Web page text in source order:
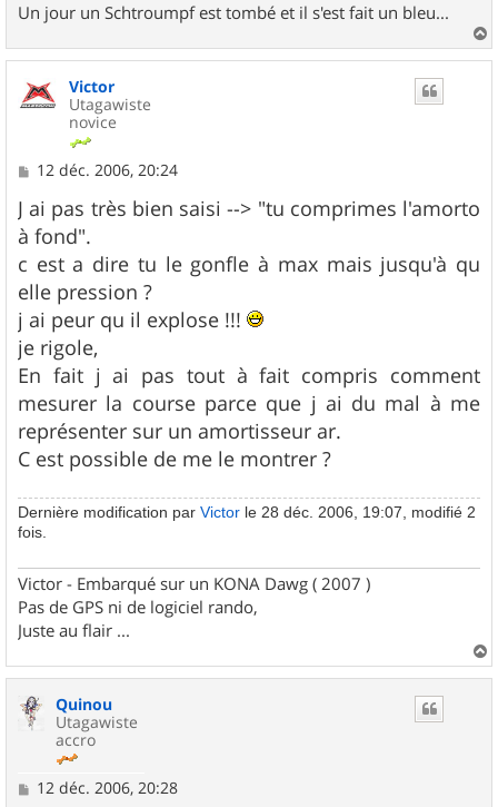
Un jour un Schtroumpf est tombé et il s'est fait un bleu...
a
Victor
Utagawiste
novice
M
s
s
a
g
e
12 déc. 2006, 20:24
J ai pas très bien saisi --> "tu comprimes l'amorto
à fond".
c est a dire tu le gonfle à max mais jusqu'à qu
elle pression ?
j ai peur qu il explose !!!
je rigole,
En fait j ai pas tout à fait compris comment
mesurer la course parce que j ai du mal à me
représenter sur un amortisseur ar.
C est possible de me le montrer ?
Dernière modification par Victor le 28 déc. 2006, 19:07, modifié 2
fois.
Victor - Embarqué sur un KONA Dawg ( 2007 )
Pas de GPS ni de logiciel rando,
Juste au flair ...
a
Quinou
Utagawiste
accro
M12 déc. 2006, 20:28